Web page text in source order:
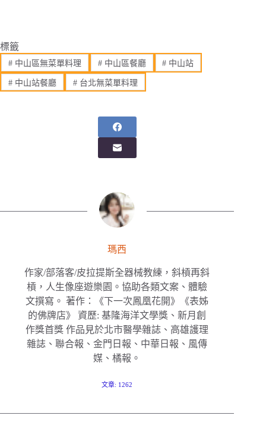
標籤
#中山區無菜單料理 #中山區餐廳 # 中山站
#中山站餐廳 #台北無菜單料理
瑪西
作家/部落客/皮拉提斯全器械教練，斜槓再斜
槓，人生像座遊樂園。協助各類文案、體驗
文撰寫。 著作：《下一次鳳凰花開》《表姊
的佛牌店》 資歷: 基隆海洋文學獎、新月創
作獎首獎 作品見於北市醫學雜誌、高雄護理
雜誌、聯合報、金門日報、中華日報、風傳
媒、橘報。
文章: 1262